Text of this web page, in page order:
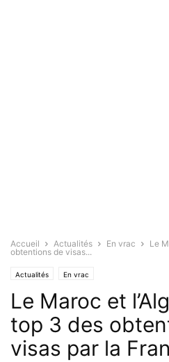
Accueil Actualités En vrac
Le
obtentions de visas...
Actualités En vrac
Le Maroc et
top 3 des
visas par la